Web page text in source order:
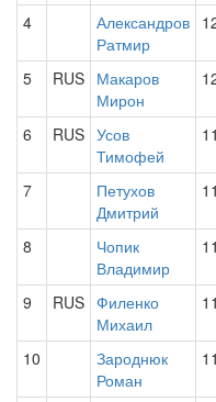
4
Александров
Ратмир
5 RUS Макаров
Мирон
6 RUS Усов
Тимофей
7
Петухов
Дмитрий
8
Чопик
Владимир
9 RUS Филенко
Михаил
10
Зароднюк
Роман